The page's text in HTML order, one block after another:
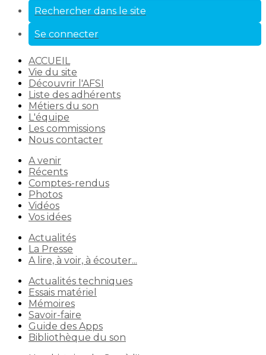
Rechercher dans le site
Se connecter
ACCUEIL
Vie du site
Découvrir l'AFSI
Liste des adhérents
Métiers du son
L'équipe
Les commissions
Nous contacter
A venir
Récents
Comptes-rendus
Photos
Vidéos
Vos idées
Actualités
La Presse
A lire, à voir, à écouter...
Actualités techniques
Essais matériel
Mémoires
Savoir-faire
Guide des Apps
Bibliothèque du son